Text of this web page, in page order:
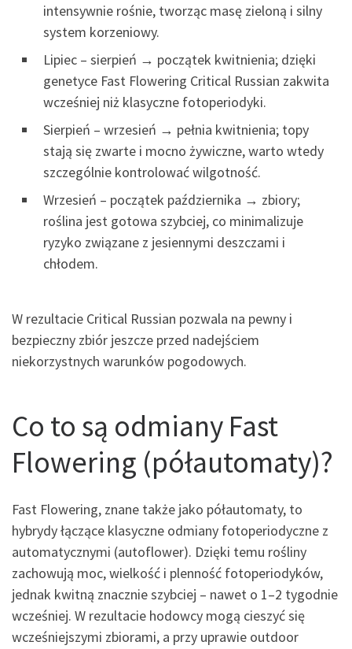
intensywnie rośnie, tworząc masę zieloną i silny
system korzeniowy.
Lipiec – sierpień → początek kwitnienia; dzięki
genetyce Fast Flowering Critical Russian zakwita
wcześniej niż klasyczne fotoperiodyki.
Sierpień – wrzesień → pełnia kwitnienia; topy
stają się zwarte i mocno żywiczne, warto wtedy
szczególnie kontrolować wilgotność.
Wrzesień – początek października → zbiory;
roślina jest gotowa szybciej, co minimalizuje
ryzyko związane z jesiennymi deszczami i
chłodem.
W rezultacie Critical Russian pozwala na pewny i
bezpieczny zbiór jeszcze przed nadejściem
niekorzystnych warunków pogodowych.
Co to są odmiany Fast
Flowering (półautomaty)?
Fast Flowering, znane także jako półautomaty, to
hybrydy łączące klasyczne odmiany fotoperiodyczne z
automatycznymi (autoflower). Dzięki temu rośliny
zachowują moc, wielkość i plenność fotoperiodyków,
jednak kwitną znacznie szybciej – nawet o 1–2 tygodnie
wcześniej. W rezultacie hodowcy mogą cieszyć się
wcześniejszymi zbiorami, a przy uprawie outdoor